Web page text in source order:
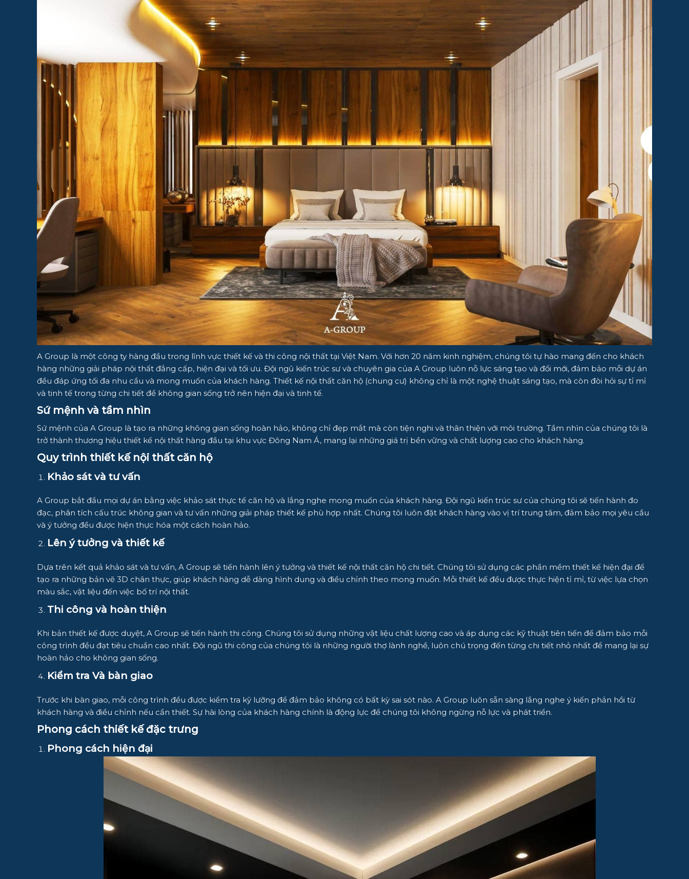
A Group là một công ty hàng đầu trong lĩnh vực thiết kế và thi công nội thất tại Việt Nam. Với hơn 20 năm kinh nghiệm, chúng tôi tự hào mang đến cho khách
hàng những giải pháp nội thất đẳng cấp, hiện đại và tối ưu. Đội ngũ kiến trúc sư và chuyên gia của A Group luôn nỗ lực sáng tạo và đổi mới, đảm bảo mỗi dự án
đều đáp ứng tối đa nhu cầu và mong muốn của khách hàng. Thiết kế nội thất căn hộ (chung cư) không chỉ là một nghệ thuật sáng tạo, mà còn đòi hỏi sự tỉ mỉ
và tinh tế trong từng chi tiết để không gian sống trở nên hiện đại và tinh tế.
Sứ mệnh và tầm nhìn
Sứ mệnh của A Group là tạo ra những không gian sống hoàn hảo, không chỉ đẹp mắt mà còn tiện nghi và thân thiện với môi trường. Tầm nhìn của chúng tôi là
trở thành thương hiệu thiết kế nội thất hàng đầu tại khu vực Đông Nam Á, mang lại những giá trị bền vững và chất lượng cao cho khách hàng.
Quy trình thiết kế nội thất căn hộ
Khảo sát và tư vấn
A Group bắt đầu mọi dự án bằng việc khảo sát thực tế căn hộ và lắng nghe mong muốn của khách hàng. Đội ngũ kiến trúc sư của chúng tôi sẽ tiến hành đo
đạc, phân tích cấu trúc không gian và tư vấn những giải pháp thiết kế phù hợp nhất. Chúng tôi luôn đặt khách hàng vào vị trí trung tâm, đảm bảo mọi yêu cầu
và ý tưởng đều được hiện thực hóa một cách hoàn hảo.
Lên ý tưởng và thiết kế
Dựa trên kết quả khảo sát và tư vấn, A Group sẽ tiến hành lên ý tưởng và thiết kế nội thất căn hộ chi tiết. Chúng tôi sử dụng các phần mềm thiết kế hiện đại để
tạo ra những bản vẽ 3D chân thực, giúp khách hàng dễ dàng hình dung và điều chỉnh theo mong muốn. Mỗi thiết kế đều được thực hiện tỉ mỉ, từ việc lựa chọn
màu sắc, vật liệu đến việc bố trí nội thất.
Thi công và hoàn thiện
Khi bản thiết kế được duyệt, A Group sẽ tiến hành thi công. Chúng tôi sử dụng những vật liệu chất lượng cao và áp dụng các kỹ thuật tiên tiến để đảm bảo mỗi
công trình đều đạt tiêu chuẩn cao nhất. Đội ngũ thi công của chúng tôi là những người thợ lành nghề, luôn chú trọng đến từng chi tiết nhỏ nhất để mang lại sự
hoàn hảo cho không gian sống.
Kiểm tra Và bàn giao
Trước khi bàn giao, mỗi công trình đều được kiểm tra kỹ lưỡng để đảm bảo không có bất kỳ sai sót nào. A Group luôn sẵn sàng lắng nghe ý kiến phản hồi từ
khách hàng và điều chỉnh nếu cần thiết. Sự hài lòng của khách hàng chính là động lực để chúng tôi không ngừng nỗ lực và phát triển.
Phong cách thiết kế đặc trưng
Phong cách hiện đại